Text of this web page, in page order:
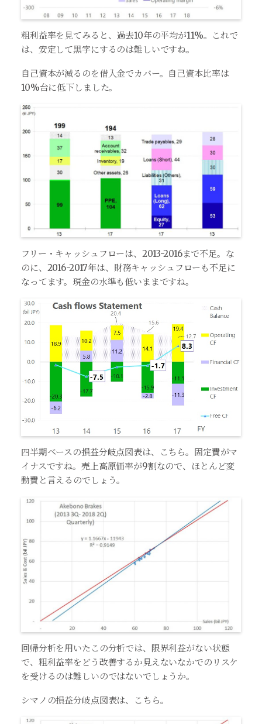
粗利益率を見てみると、過去10年の平均が11%。これで
は、安定して黒字にするのは難しいですね。
自己資本が減るのを借入金でカバー。自己資本比率は
10%台に低下しました。
フリー・キャッシュフローは、2013-2016まで不足。な
のに、2016-2017年は、財務キャッシュフローも不足に
なってます。現金の水準も低いままですね。
四半期ベースの損益分岐点図表は、こちら。固定費がマ
イナスですね。売上高原価率が9割なので、ほとんど変
動費と言えるのでしょう。
回帰分析を用いたこの分析では、限界利益がない状態
で、粗利益率をどう改善するか見えないなかでのリスケ
を受けるのは難しいのではないでしょうか。
シマノの損益分岐点図表は、こちら。